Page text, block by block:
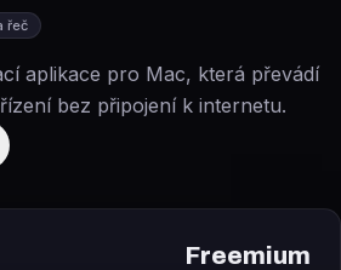
řeč
aplikace pro Mac, která převádí
bez připojení k internetu.
Freemium